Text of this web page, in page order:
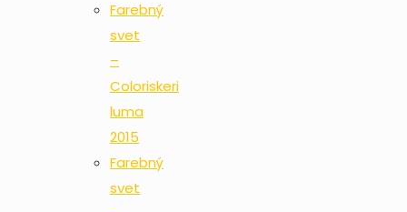
Farebný
svet
–
Coloriskeri
luma
2015
Farebný
svet